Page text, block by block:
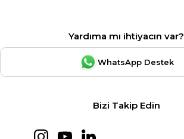
Yardıma mı ihtiyacın var?
WhatsApp Destek
Bizi Takip Edin